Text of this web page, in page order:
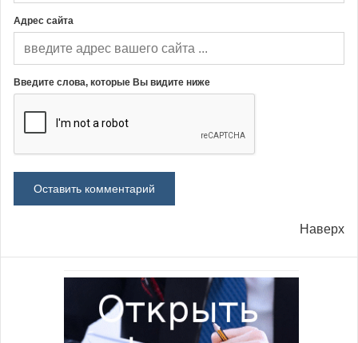
Адрес сайта
Введите слова, которые Вы видите ниже
Наверх